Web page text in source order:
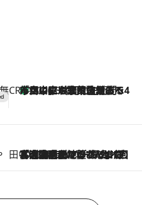
CREA'S CHOICE
2026.8.7
「立川にも歌舞伎があるんだよ」 片岡仁左衛門・市川中車ら豪華座組みで4年目の立川立飛歌舞伎へ
田中稲の勝手に再ブーム
2026.8.7
「湘南乃風に憧れて」観客大盛上がりの“タオル回し”に、ラッパー顔負けの高速歌唱まで…さだまさし（74）のアグレッシブすぎる現在地